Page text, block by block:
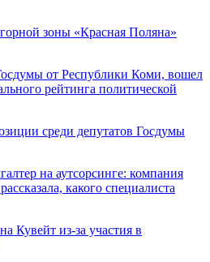
зоны «Красная Поляна»
от Республики Коми, вошел
рейтинга политической
среди депутатов Госдумы
на аутсорсинге: компания
какого специалиста
Кувейт из-за участия в